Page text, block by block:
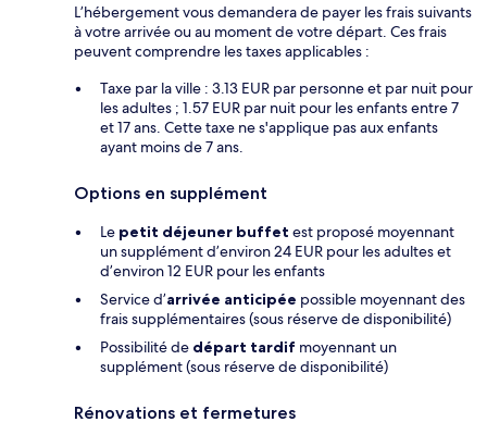
L’hébergement vous demandera de payer les frais suivants
à votre arrivée ou au moment de votre départ. Ces frais
peuvent comprendre les taxes applicables :
Taxe par la ville : 3.13 EUR par personne et par nuit pour
les adultes ; 1.57 EUR par nuit pour les enfants entre 7
et 17 ans. Cette taxe ne s'applique pas aux enfants
ayant moins de 7 ans.
Options en supplément
Le petit déjeuner buffet est proposé moyennant
un supplément d’environ 24 EUR pour les adultes et
d’environ 12 EUR pour les enfants
Service d’arrivée anticipée possible moyennant des
frais supplémentaires (sous réserve de disponibilité)
Possibilité de départ tardif moyennant un
supplément (sous réserve de disponibilité)
Rénovations et fermetures